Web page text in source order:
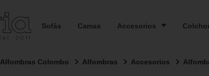
Sofás Camas Accesorios
Alfombras Colombo Alfombras Accesorios